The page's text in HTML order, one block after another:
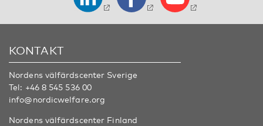
KONTAKT
Nordens välfärdscenter Sverige
Tel: +46 8 545 536 00
info@nordicwelfare.org
Nordens välfärdscenter Finland